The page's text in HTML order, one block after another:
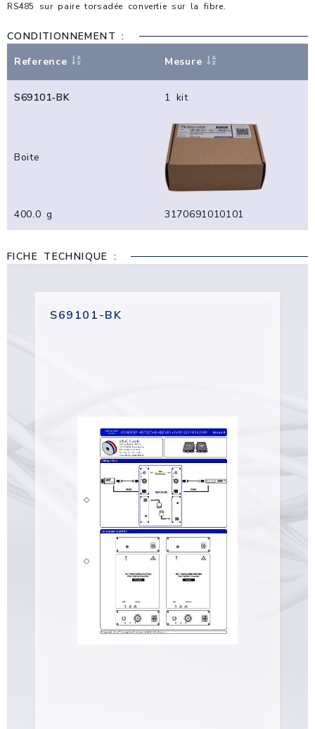
RS485 sur paire torsadée convertie sur la fibre.
CONDITIONNEMENT :
Reference
Mesure
S69101-BK 1 kit
Boite
400.0 g 3170691010101
FICHE TECHNIQUE :
S69101-BK